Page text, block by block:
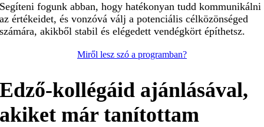
Segíteni fogunk abban, hogy hatékonyan tudd kommunikálni
az értékeidet, és vonzóvá válj a potenciális célközönséged
számára, akikből stabil és elégedett vendégkört építhetsz.
Miről lesz szó a programban?
Edző-kollégáid ajánlásával,
akiket már tanítottam